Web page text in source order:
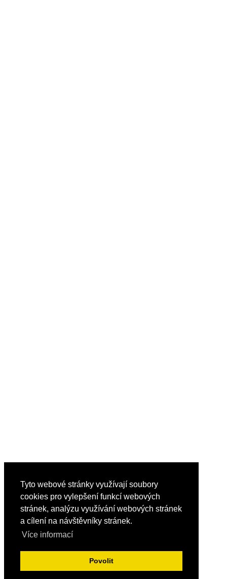
Tyto webové stránky využívají soubory
cookies pro vylepšení funkcí webových
stránek, analýzu využívání webových stránek
a cílení na návštěvníky stránek.
Více informací
Povolit